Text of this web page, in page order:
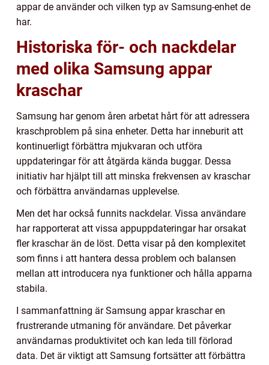
appar de använder och vilken typ av Samsung-enhet de
har.
Historiska för- och nackdelar
med olika Samsung appar
kraschar
Samsung har genom åren arbetat hårt för att adressera
kraschproblem på sina enheter. Detta har inneburit att
kontinuerligt förbättra mjukvaran och utföra
uppdateringar för att åtgärda kända buggar. Dessa
initiativ har hjälpt till att minska frekvensen av kraschar
och förbättra användarnas upplevelse.
Men det har också funnits nackdelar. Vissa användare
har rapporterat att vissa appuppdateringar har orsakat
fler kraschar än de löst. Detta visar på den komplexitet
som finns i att hantera dessa problem och balansen
mellan att introducera nya funktioner och hålla apparna
stabila.
I sammanfattning är Samsung appar kraschar en
frustrerande utmaning för användare. Det påverkar
användarnas produktivitet och kan leda till förlorad
data. Det är viktigt att Samsung fortsätter att förbättra